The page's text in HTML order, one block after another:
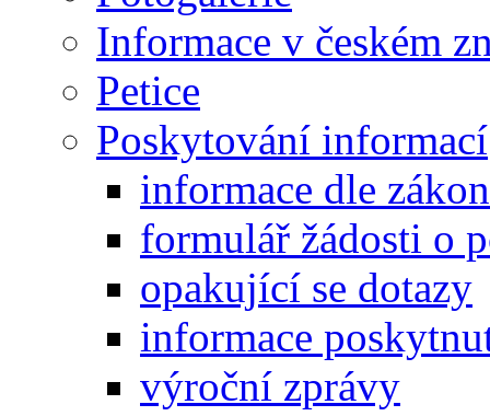
Informace v českém
Petice
Poskytování informací
informace dle
formulář žádosti o
opakující se dotazy
informace
výroční zprávy